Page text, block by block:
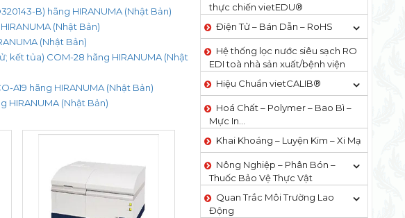
B) hãng HIRANUMA (Nhật Bản)
(Nhật Bản)
(Nhật Bản)
kết tủa) COM-28 hãng HIRANUMA (Nhật
A19 hãng HIRANUMA (Nhật Bản)
HIRANUMA (Nhật Bản)
thực chiến vietEDU®
Điện Tử – Bán Dẫn – RoHS
Hệ thống lọc nước siêu sạch RO
EDI​​ toà nhà sản xuất/bệnh viện
Hiệu Chuẩn vietCALIB®
Hoá Chất – Polymer – Bao Bì –
Mực In…
Khai Khoáng – Luyện Kim – Xi Mạ
Nông Nghiệp – Phân Bón –
Thuốc Bảo Vệ Thực Vật
Quan Trắc Môi Trường Lao
Động